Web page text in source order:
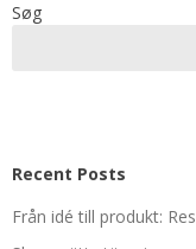
Søg
Recent Posts
Från idé till produkt: